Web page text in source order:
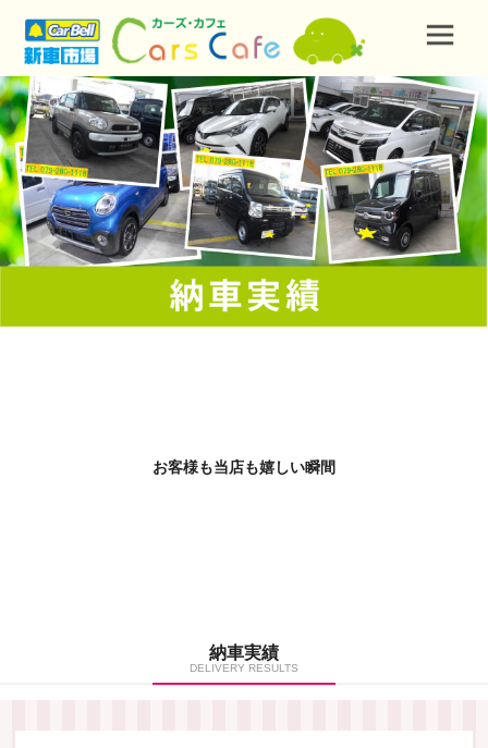
お客様も当店も嬉しい瞬間
納車実績
DELIVERY RESULTS